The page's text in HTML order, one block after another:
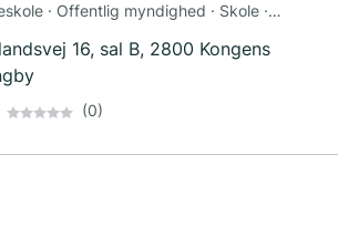
· Offentlig myndighed · Skole ·
16, sal B, 2800 Kongens
(0)